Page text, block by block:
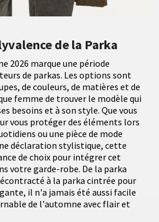
de la Parka
2026 marque une période
de parkas. Les options sont
de couleurs, de matières et de
femme de trouver le modèle qui
besoins et à son style. Que vous
vous protéger des éléments lors
ou une pièce de mode
déclaration stylistique, cette
de choix pour intégrer cet
votre garde-robe. De la parka
à la parka cintrée pour
il n'a jamais été aussi facile
de l'automne avec flair et